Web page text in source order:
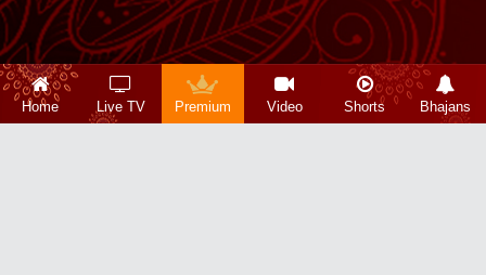
Home Live TV Premium Video Shorts Bhajans